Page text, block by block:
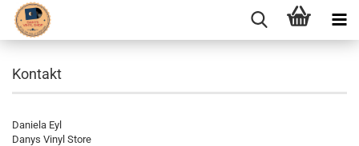
Kontakt
Daniela Eyl
Danys Vinyl Store